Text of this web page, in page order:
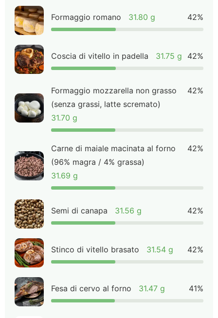
Formaggio romano 31.80 g 42%
Coscia di vitello in padella 31.75 g 42%
Formaggio mozzarella non grasso
(senza grassi, latte scremato)
31.70 g
42%
Carne di maiale macinata al forno
(96% magra / 4% grassa)
31.69 g
42%
Semi di canapa 31.56 g 42%
Stinco di vitello brasato 31.54 g 42%
Fesa di cervo al forno 31.47 g 41%